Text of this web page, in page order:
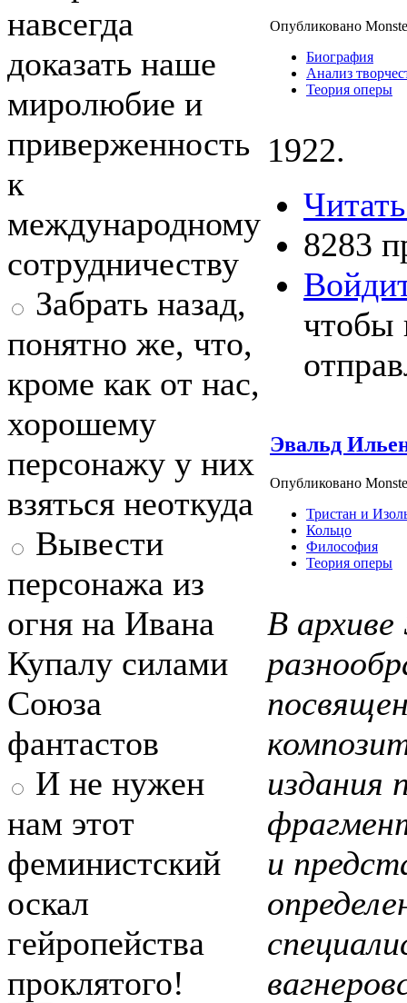
навсегда
доказать наше
миролюбие и
приверженность
к
международному
сотрудничеству
Забрать назад,
понятно же, что,
кроме как от нас,
хорошему
персонажу у них
взяться неоткуда
Вывести
персонажа из
огня на Ивана
Купалу силами
Союза
фантастов
И не нужен
нам этот
феминистский
оскал
гейропейства
проклятого!
Опубликовано
Биография
Анализ
Теория оперы
1922.
8283
чтобы
Эвальд
Опубликовано
Тристан и
Кольцо
Философия
Теория оперы
В
издания
и